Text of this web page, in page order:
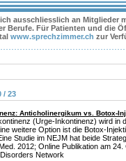
ausschliesslich an Mitglieder
Berufe. Für Patienten und die
www.sprechzimmer.ch zur
/ 23
Anticholinergikum vs. Botox-
(Urge-Inkontinenz) wird in
weitere Option ist die Botox-
Studie im NEJM hat beide
2012; Online Publikation am
Network